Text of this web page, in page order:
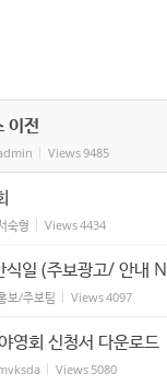
이전
Views9485
숙형 Views4434
일 (주보광고/ 안내
보/주보팀 Views4097
영회 신청서 다운로드
Views 5080
북5